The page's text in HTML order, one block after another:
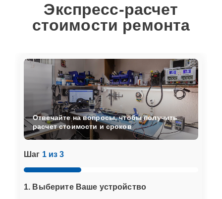
Экспресс-расчет
стоимости ремонта
Шаг 1 из 3
1. Выберите Ваше устройство
Отвечайте на вопросы, чтобы получить
расчет стоимости и сроков